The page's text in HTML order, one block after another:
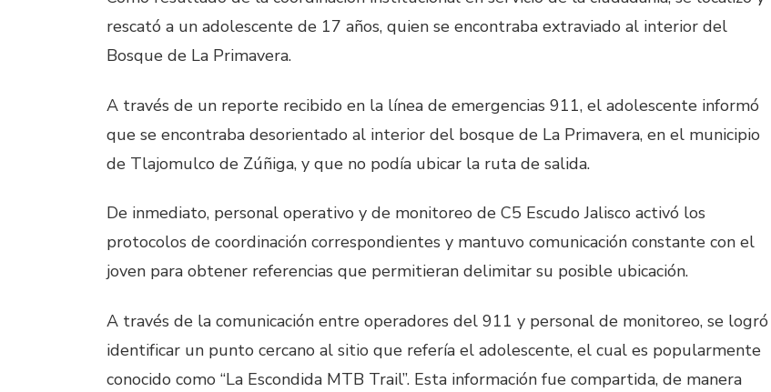
rescató a un adolescente de 17 años, quien se encontraba extraviado al interior del
Bosque de La Primavera.
A través de un reporte recibido en la línea de emergencias 911, el adolescente informó
que se encontraba desorientado al interior del bosque de La Primavera, en el municipio
de Tlajomulco de Zúñiga, y que no podía ubicar la ruta de salida.
De inmediato, personal operativo y de monitoreo de C5 Escudo Jalisco activó los
protocolos de coordinación correspondientes y mantuvo comunicación constante con el
joven para obtener referencias que permitieran delimitar su posible ubicación.
A través de la comunicación entre operadores del 911 y personal de monitoreo, se logró
identificar un punto cercano al sitio que refería el adolescente, el cual es popularmente
conocido como “La Escondida MTB Trail”. Esta información fue compartida, de manera